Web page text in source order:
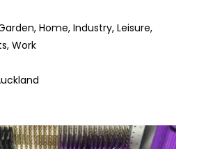
Home, Industry, Leisure,
Work